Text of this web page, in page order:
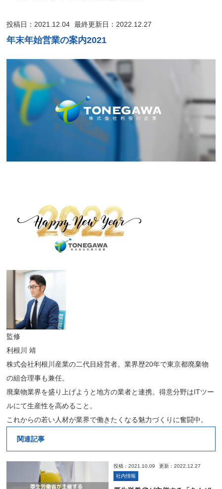
投稿日：2021.12.04 最終更新日：2022.12.27
年末年始営業の案内2021
監修
利根川 靖
株式会社利根川産業の二代目経営者。業界歴20年で東京都廃棄物
の組合理事も兼任。
廃棄物業界を盛り上げようと地方の業者と連携。得意分野はITツー
ルにて生産性を高めること。
これからの若い人材が業界で働きたくなる魅力づくりに奮闘中。
関連記事
投稿：2021.10.09
更新：2022.12.27
社内情報